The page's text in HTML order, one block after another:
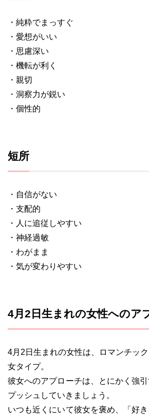
・純粋でまっすぐ
・愛想がいい
・思慮深い
・機転が利く
・親切
・洞察力が鋭い
・個性的
短所
・自信がない
・支配的
・人に追従しやすい
・神経過敏
・わがまま
・気が変わりやすい
4月2日生まれの女性へのア
4月2日生まれの女性は、ロマンチッ
女タイプ。
彼女へのアプローチは、とにかく強
プッシュしていきましょう。
いつも近くにいて彼女を褒め、「好